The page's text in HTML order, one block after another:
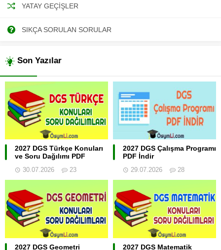
YATAY GEÇIŞLER
SIKÇA SORULAN SORULAR
Son Yazılar
2027 DGS Türkçe Konuları
ve Soru Dağılımı PDF
30.07.2026 23
2027 DGS Çalışma Programı
PDF İndir
29.07.2026 28
2027 DGS Geometri
2027 DGS Matematik